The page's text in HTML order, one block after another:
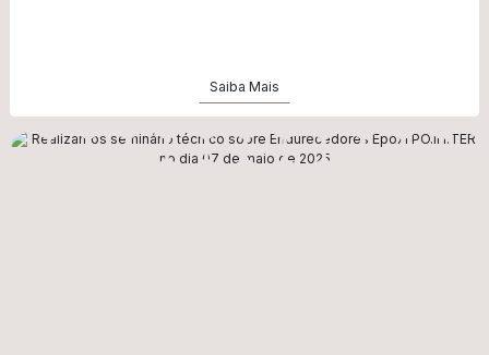
Saiba Mais